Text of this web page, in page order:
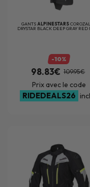
GANTS ALPINESTARS
DRYSTAR BLACK DEEP GRAY RED
-10%
98.83€ 109.95€
Prix avec le code
RIDEDEALS26